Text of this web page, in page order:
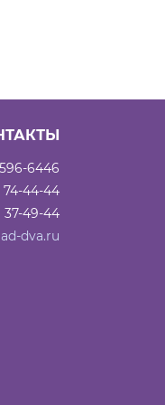
6446
74-44-44
37-49-44
dva.ru